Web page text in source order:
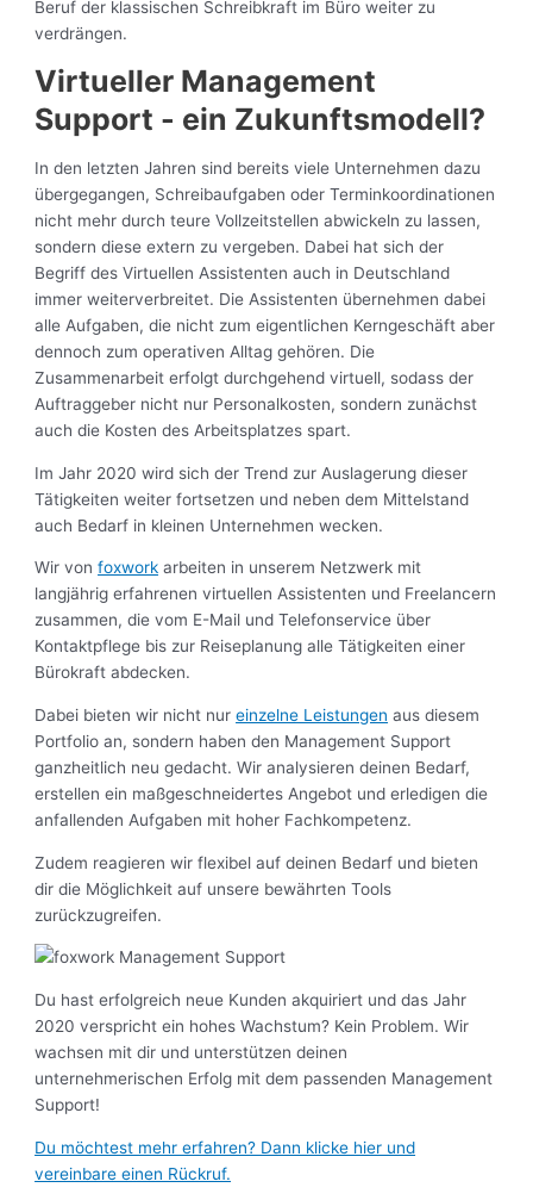
Beruf der klassischen Schreibkraft im Büro weiter zu
verdrängen.
Virtueller Management
Support - ein Zukunftsmodell?
In den letzten Jahren sind bereits viele Unternehmen dazu
übergegangen, Schreibaufgaben oder Terminkoordinationen
nicht mehr durch teure Vollzeitstellen abwickeln zu lassen,
sondern diese extern zu vergeben. Dabei hat sich der
Begriff des Virtuellen Assistenten auch in Deutschland
immer weiterverbreitet. Die Assistenten übernehmen dabei
alle Aufgaben, die nicht zum eigentlichen Kerngeschäft aber
dennoch zum operativen Alltag gehören. Die
Zusammenarbeit erfolgt durchgehend virtuell, sodass der
Auftraggeber nicht nur Personalkosten, sondern zunächst
auch die Kosten des Arbeitsplatzes spart.
Im Jahr 2020 wird sich der Trend zur Auslagerung dieser
Tätigkeiten weiter fortsetzen und neben dem Mittelstand
auch Bedarf in kleinen Unternehmen wecken.
Wir vonfoxwork arbeiten in unserem Netzwerk mit
langjährig erfahrenen virtuellen Assistenten und Freelancern
zusammen, die vom E-Mail und Telefonservice über
Kontaktpflege bis zur Reiseplanung alle Tätigkeiten einer
Bürokraft abdecken.
Dabei bieten wir nicht nureinzelne Leistungen aus diesem
Portfolio an, sondern haben den Management Support
ganzheitlich neu gedacht. Wir analysieren deinen Bedarf,
erstellen ein maßgeschneidertes Angebot und erledigen die
anfallenden Aufgaben mit hoher Fachkompetenz.
Zudem reagieren wir flexibel auf deinen Bedarf und bieten
dir die Möglichkeit auf unsere bewährten Tools
zurückzugreifen.
Du hast erfolgreich neue Kunden akquiriert und das Jahr
2020 verspricht ein hohes Wachstum? Kein Problem. Wir
wachsen mit dir und unterstützen deinen
unternehmerischen Erfolg mit dem passenden Management
Support!
Du möchtest mehr erfahren? Dann klicke hier und
vereinbare einen Rückruf.